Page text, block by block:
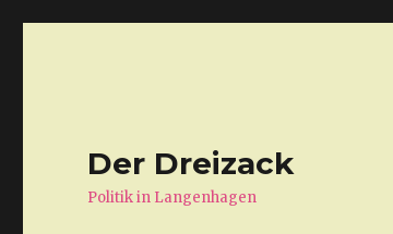
Der Dreizack
Politik in Langenhagen